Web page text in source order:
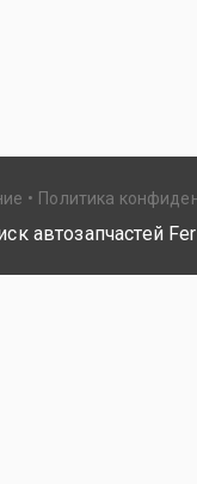
Политика
автозапчастей